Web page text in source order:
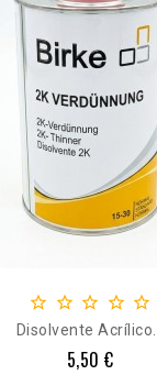
    
Disolvente Acrílico...
Precio
5,50 €